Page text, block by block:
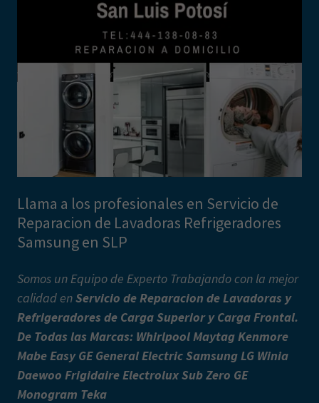
Llama a los profesionales en Servicio de
Reparacion de Lavadoras Refrigeradores
Samsung en SLP
Somos un Equipo de Experto Trabajando con la mejor
calidad enServicio de Reparacion de Lavadoras y
Refrigeradores de Carga Superior y Carga Frontal.
De Todas las Marcas: Whirlpool Maytag Kenmore
Mabe Easy GE General Electric Samsung LG Winia
Daewoo Frigidaire Electrolux Sub Zero GE
Monogram Teka